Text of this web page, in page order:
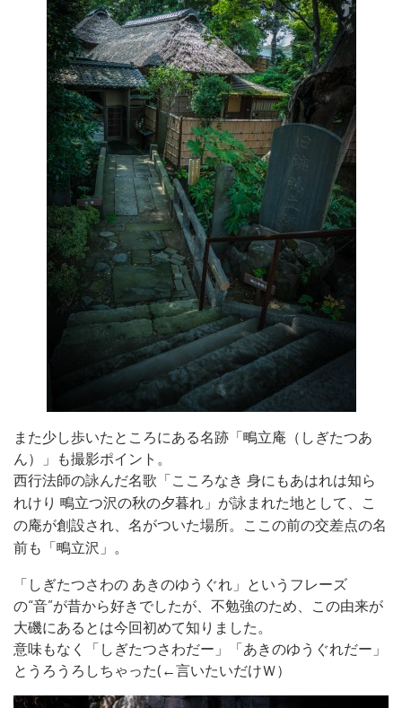
また少し歩いたところにある名跡「鴫立庵（しぎたつあ
ん）」も撮影ポイント。
西行法師の詠んだ名歌「こころなき 身にもあはれは知ら
れけり 鴫立つ沢の秋の夕暮れ」が詠まれた地として、こ
の庵が創設され、名がついた場所。ここの前の交差点の名
前も「鴫立沢」。
「しぎたつさわの あきのゆうぐれ」というフレーズ
の“音”が昔から好きでしたが、不勉強のため、この由来が
大磯にあるとは今回初めて知りました。
意味もなく「しぎたつさわだー」「あきのゆうぐれだー」
とうろうろしちゃった(←言いたいだけＷ）